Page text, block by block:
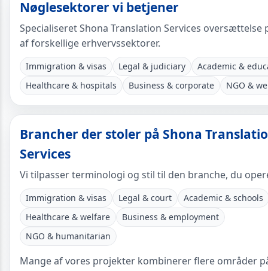
Nøglesektorer vi betjener
Specialiseret Shona Translation Services oversættelse
af forskellige erhvervssektorer.
Immigration & visas Legal & judiciary
Academic &
Healthcare & hospitals
Business & corporate NGO &
Brancher der stoler på Shona
Services
Vi tilpasser terminologi og stil til den branche, du
Immigration & visas Legal & court
Academic & schools
Healthcare & welfare
Business & employment
NGO & humanitarian
Mange af vores projekter kombinerer flere områder